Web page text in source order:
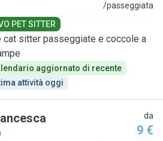
/passeggiata
PET SITTER
cat sitter passeggiate e coccole a
aggiornato di recente
attività oggi
da
9 €